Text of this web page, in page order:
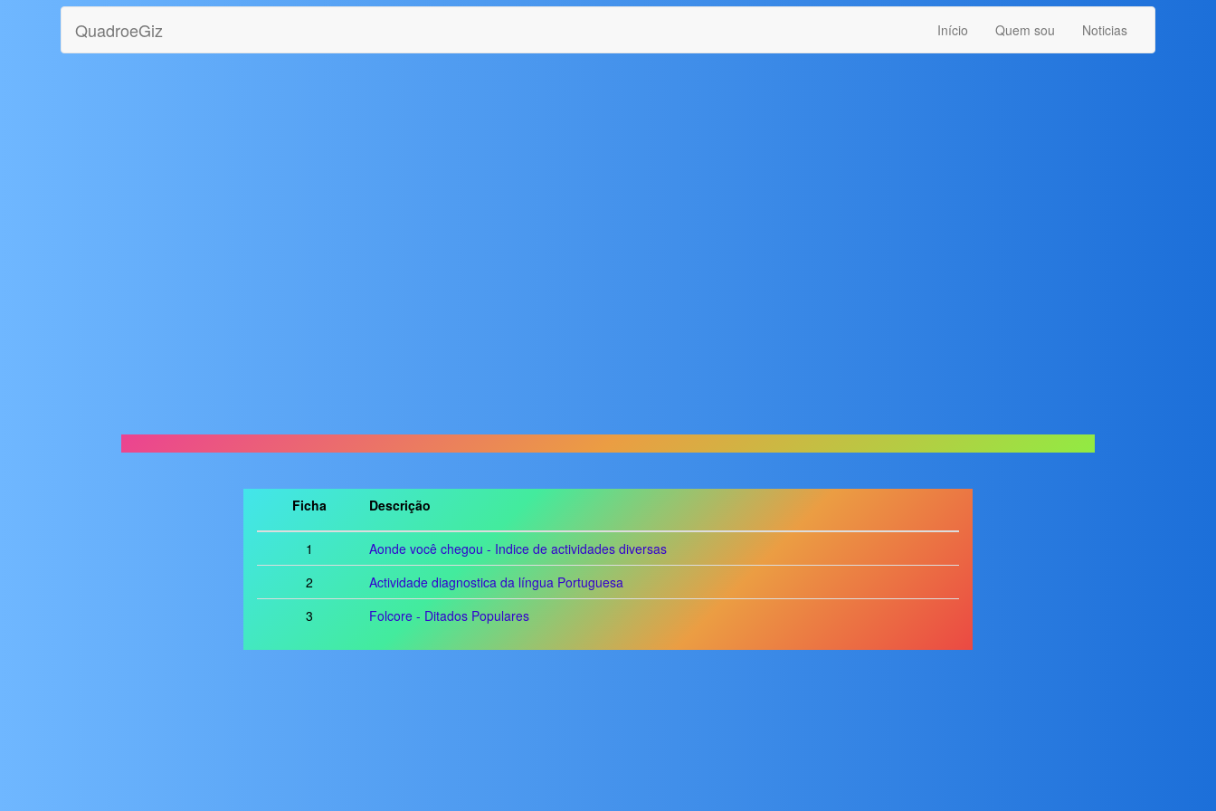
QuadroeGiz Início Quem sou Noticias
Ficha Descrição
1
Aonde você chegou - Indice de actividades diversas
2
Actividade diagnostica da língua Portuguesa
3
Folcore - Ditados Populares